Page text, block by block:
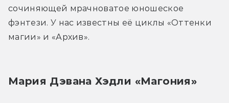
сочиняющей мрачноватое юношеское
фэнтези. У нас известны её циклы «Оттенки
магии» и «Архив».
Мария Дэвана Хэдли «Магония»